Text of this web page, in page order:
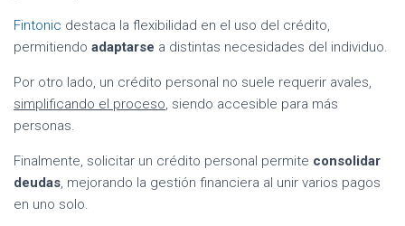
Fintonic destaca la flexibilidad en el uso del crédito,
permitiendo adaptarse a distintas necesidades del individuo.
Por otro lado, un crédito personal no suele requerir avales,
simplificando el proceso, siendo accesible para más
personas.
Finalmente, solicitar un crédito personal permite consolidar
deudas, mejorando la gestión financiera al unir varios pagos
en uno solo.